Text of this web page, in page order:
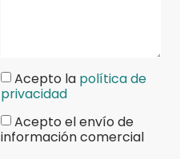
Acepto la política de
privacidad
Acepto el envío de
información comercial